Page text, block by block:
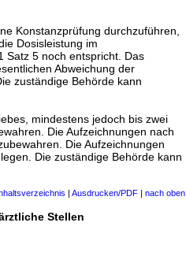
Konstanzprüfung durchzuführen,
Dosisleistung im
Satz 5 noch entspricht. Das
Abweichung der
zuständige Behörde kann
mindestens jedoch bis zwei
Die Aufzeichnungen nach
Die Aufzeichnungen
Die zuständige Behörde kann
| Ausdrucken/PDF | nach oben
Stellen